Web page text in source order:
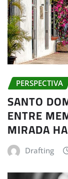
PERSPECTIVA
SANTO
ENTRE
MIRADA
Drafting